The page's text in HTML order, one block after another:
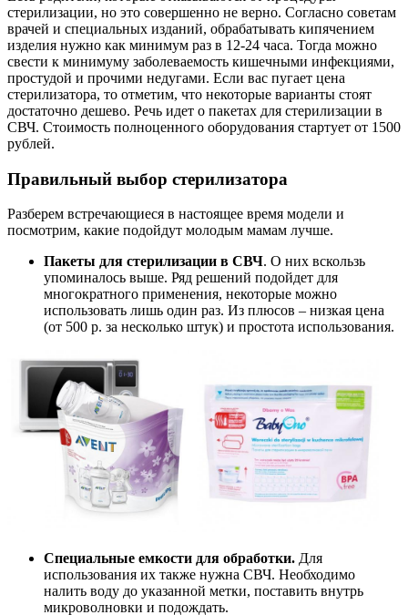
стерилизации, но это совершенно не верно. Согласно советам
врачей и специальных изданий, обрабатывать кипячением
изделия нужно как минимум раз в 12-24 часа. Тогда можно
свести к минимуму заболеваемость кишечными инфекциями,
простудой и прочими недугами. Если вас пугает цена
стерилизатора, то отметим, что некоторые варианты стоят
достаточно дешево. Речь идет о пакетах для стерилизации в
СВЧ. Стоимость полноценного оборудования стартует от 1500
рублей.
Правильный выбор стерилизатора
Разберем встречающиеся в настоящее время модели и
посмотрим, какие подойдут молодым мамам лучше.
Пакеты для стерилизации в СВЧ. О них вскользь
упоминалось выше. Ряд решений подойдет для
многократного применения, некоторые можно
использовать лишь один раз. Из плюсов – низкая цена
(от 500 р. за несколько штук) и простота использования.
Специальные емкости для обработки. Для
использования их также нужна СВЧ. Необходимо
налить воду до указанной метки, поставить внутрь
микроволновки и подождать.